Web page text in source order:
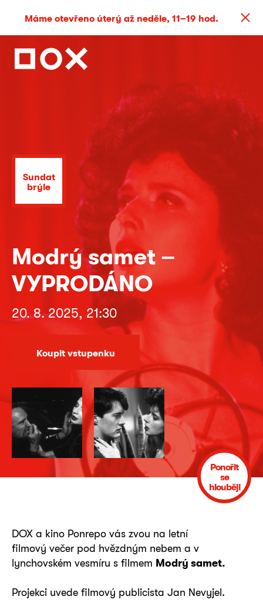
Máme otevřeno úterý až neděle, 11–19 hod.
Sundat
brýle
Modrý samet –
VYPRODÁNO
20. 8. 2025, 21:30
Koupit vstupenku
Ponořit
se
hlouběji
DOX a kino Ponrepo vás zvou na letní
filmový večer pod hvězdným nebem a v
lynchovském vesmíru s filmem Modrý samet.
Projekci uvede filmový publicista Jan Nevyjel.